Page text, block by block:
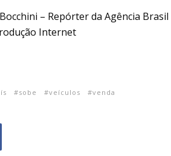
– Repórter da Agência Brasil
Internet
sobe veículos venda